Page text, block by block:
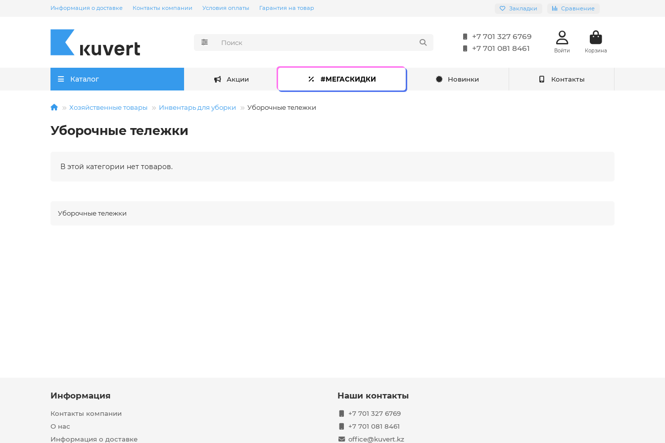
Информация о доставке Контакты компании Условия оплаты Гарантия на товар Закладки Сравнение
+7 701 327 6769
+7 701 081 8461
Войти Корзина
Каталог Акции #МЕГАСКИДКИ Новинки Контакты
Хозяйственные товары Инвентарь для уборки Уборочные тележки
Уборочные тележки
В этой категории нет товаров.
Уборочные тележки
Информация
Контакты компании
О нас
Информация о доставке
Наши контакты
+7 701 327 6769
+7 701 081 8461
office@kuvert.kz